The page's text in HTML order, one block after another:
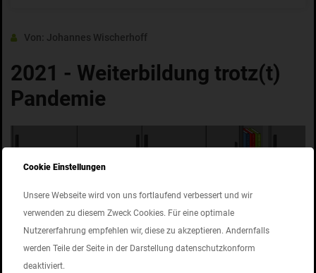
Von: Johannes Wischerhoff
2021 - Weiterbildung trotz(t)
Pandemie
Cookie Einstellungen
Unsere Webseite wird von uns fortlaufend verbessert und wir
verwenden zu diesem Zweck Cookies. Für eine optimale
Nutzererfahrung empfehlen wir, diese zu akzeptieren. Andernfalls
werden Teile der Seite in der Darstellung datenschutzkonform
deaktiviert.